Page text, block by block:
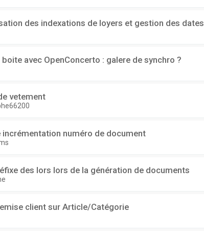
des indexations de loyers et gestion des dates
boite avec OpenConcerto : galere de synchro ?
vetement
incrémentation numéro de document
des lors lors de la génération de documents
client sur Article/Catégorie